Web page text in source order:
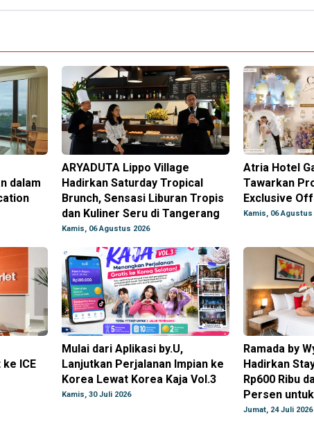
dalam
ARYADUTA Lippo Village
Hadirkan Saturday Tropical
Brunch, Sensasi Liburan Tropis
dan Kuliner Seru di Tangerang
Kamis, 06 Agustus 2026
Atria Hotel
Tawarkan
Exclusive
Kamis, 06 Agustus
ICE
Mulai dari Aplikasi by.U,
Lanjutkan Perjalanan Impian ke
Korea Lewat Korea Kaja Vol.3
Kamis, 30 Juli 2026
Ramada by
Hadirkan
Rp600 Ribu
Persen
Jumat, 24 Juli 2026